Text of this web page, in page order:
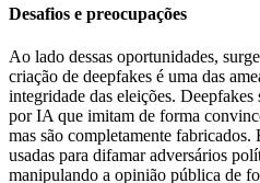
Desafios e preocupações
Ao lado dessas oportunidades,
criação de deepfakes é uma das
integridade das eleições.
por IA que imitam de forma
mas são completamente fabricados.
usadas para difamar adversários
manipulando a opinião pública de